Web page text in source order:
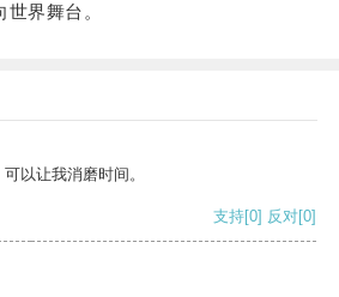
界舞台。
以让我消磨时间。
支持[0] 反对[0]